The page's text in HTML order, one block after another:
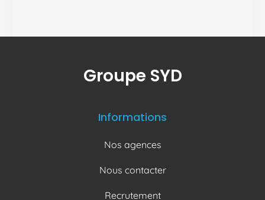
Groupe SYD
Informations
Nos agences
Nous contacter
Recrutement